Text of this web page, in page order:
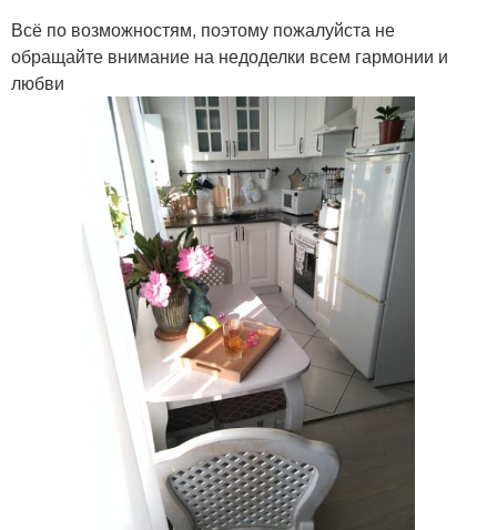
Всё по возможностям, поэтому пожалуйста не
обращайте внимание на недоделки всем гармонии и
любви